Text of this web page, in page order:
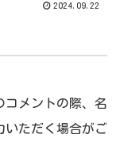
2024.09.22
コメントの際、名
いただく場合がご